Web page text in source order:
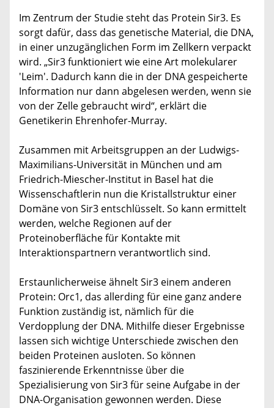
Im Zentrum der Studie steht das Protein Sir3. Es
sorgt dafür, dass das genetische Material, die DNA,
in einer unzugänglichen Form im Zellkern verpackt
wird. „Sir3 funktioniert wie eine Art molekularer
'Leim'. Dadurch kann die in der DNA gespeicherte
Information nur dann abgelesen werden, wenn sie
von der Zelle gebraucht wird“, erklärt die
Genetikerin Ehrenhofer-Murray.
Zusammen mit Arbeitsgruppen an der Ludwigs-
Maximilians-Universität in München und am
Friedrich-Miescher-Institut in Basel hat die
Wissenschaftlerin nun die Kristallstruktur einer
Domäne von Sir3 entschlüsselt. So kann ermittelt
werden, welche Regionen auf der
Proteinoberfläche für Kontakte mit
Interaktionspartnern verantwortlich sind.
Erstaunlicherweise ähnelt Sir3 einem anderen
Protein: Orc1, das allerding für eine ganz andere
Funktion zuständig ist, nämlich für die
Verdopplung der DNA. Mithilfe dieser Ergebnisse
lassen sich wichtige Unterschiede zwischen den
beiden Proteinen ausloten. So können
faszinierende Erkenntnisse über die
Spezialisierung von Sir3 für seine Aufgabe in der
DNA-Organisation gewonnen werden. Diese